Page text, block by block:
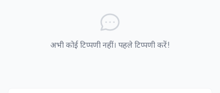
अभी कोई टिप्पणी नहीं। पहले टिप्पणी करें!